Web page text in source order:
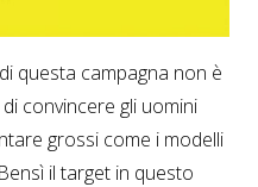
questa campagna non è
convincere gli uomini
grossi come i modelli
il target in questo